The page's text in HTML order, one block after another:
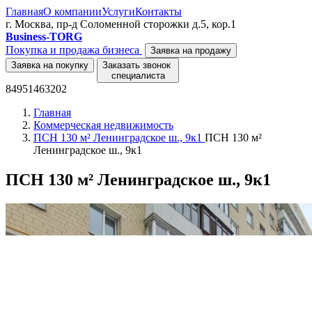
ГлавнаяО компанииУслугиКонтакты
г. Москва, пр-д Соломенной сторожки д.5, кор.1
Business-TORG
Покупка и продажа бизнеса
Заявка на продажу
Заявка на покупку
Заказать звонок
специалиста
84951463202
Главная
Коммерческая недвижимость
ПСН 130 м² Ленинградское ш., 9к1 ПСН 130 м²
Ленинградское ш., 9к1
ПСН 130 м² Ленинградское ш., 9к1